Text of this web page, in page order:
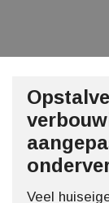
Veel